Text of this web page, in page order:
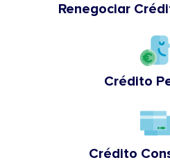
Renegociar
Crédito
Crédito